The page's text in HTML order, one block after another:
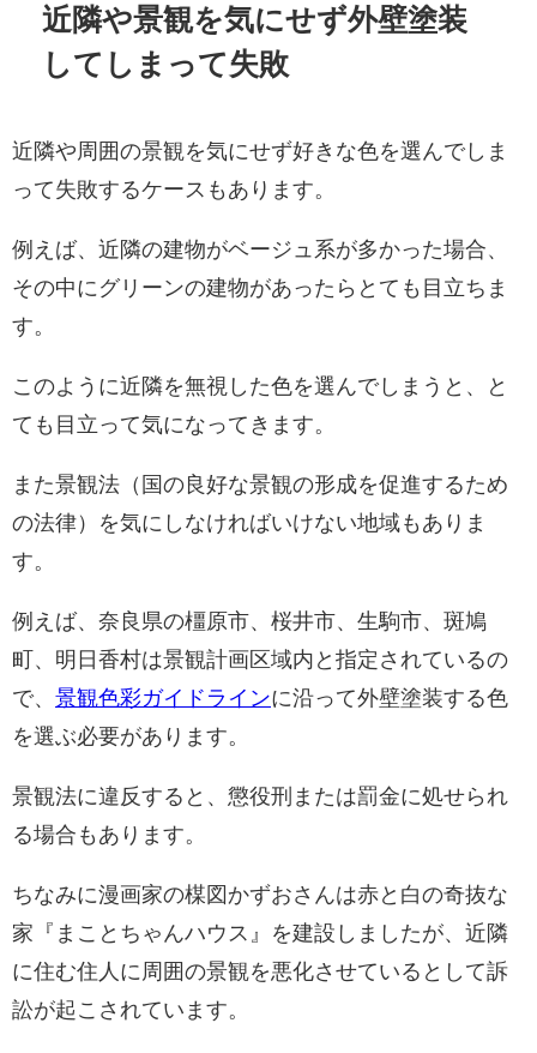
近隣や景観を気にせず外壁塗装
してしまって失敗
近隣や周囲の景観を気にせず好きな色を選んでしま
って失敗するケースもあります。
例えば、近隣の建物がベージュ系が多かった場合、
その中にグリーンの建物があったらとても目立ちま
す。
このように近隣を無視した色を選んでしまうと、と
ても目立って気になってきます。
また景観法（国の良好な景観の形成を促進するため
の法律）を気にしなければいけない地域もありま
す。
例えば、奈良県の橿原市、桜井市、生駒市、斑鳩
町、明日香村は景観計画区域内と指定されているの
で、 景観色彩ガイドラインに沿って外壁塗装する色
を選ぶ必要があります。
景観法に違反すると、懲役刑または罰金に処せられ
る場合もあります。
ちなみに漫画家の楳図かずおさんは赤と白の奇抜な
家『まことちゃんハウス』を建設しましたが、近隣
に住む住人に周囲の景観を悪化させているとして訴
訟が起こされています。